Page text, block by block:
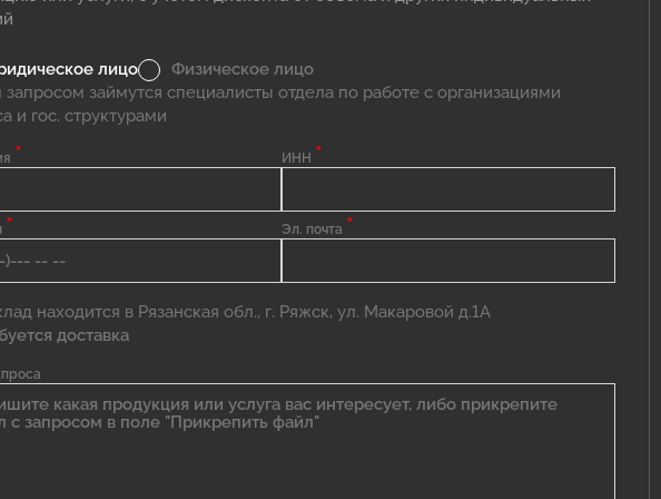
лицо
Физическое лицо
займутся специалисты отдела по работе с организациями
и гос. структурами
* ИНН *
* Эл. почта *
находится в Рязанская обл., г. Ряжск, ул. Макаровой д.1А
доставка